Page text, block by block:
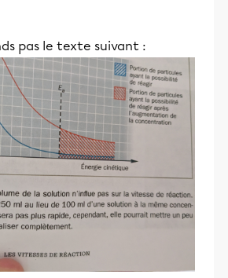
pas le texte suivant :